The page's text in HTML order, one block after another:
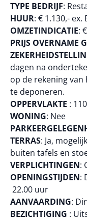
TYPE BEDRIJF:
HUUR: € 1.130,- ex.
OMZETINDICATIE:
PRIJS OVERNAME
dagen na
op de rekening
te deponeren.
OPPERVLAKTE :
WONING: Nee
TERRAS: Ja,
buiten tafels en
VERPLICHTINGEN:
OPENINGSTIJDEN:
22.00 uur
AANVAARDING:
BEZICHTIGING :